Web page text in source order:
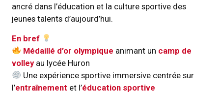
ancré dans l’éducation et la culture sportive des
jeunes talents d’aujourd’hui.
En bref
Médaillé d’or olympique animant un camp de
volleyau lycée Huron
Une expérience sportive immersive centrée sur
l’entraîne­ment et l’éducation sportive